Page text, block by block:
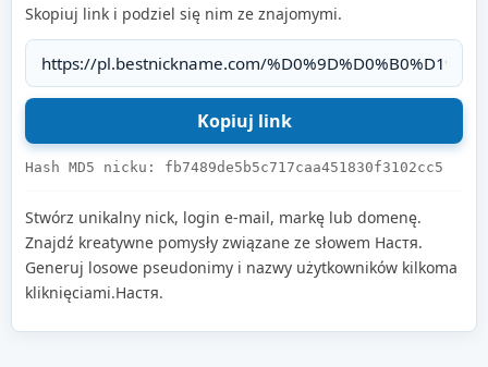
Skopiuj link i podziel się nim ze znajomymi.
Hash MD5 nicku: fb7489de5b5c717caa451830f3102cc5
Stwórz unikalny nick, login e-mail, markę lub domenę.
Znajdź kreatywne pomysły związane ze słowem Настя.
Generuj losowe pseudonimy i nazwy użytkowników kilkoma
kliknięciami.Настя.